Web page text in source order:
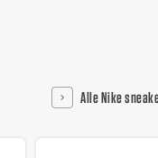
Alle Nike